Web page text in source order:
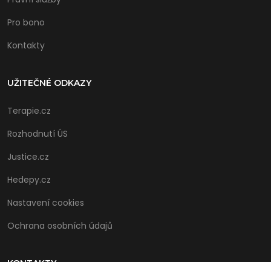
Pro bono
Kontakty
UŽITEČNÉ ODKAZY
Terapie.cz
Rozhodnutí ÚS
Justice.cz
Hedepy.cz
Nastavení cookies
Ochrana osobních údajů